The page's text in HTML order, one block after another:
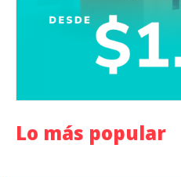
Lo más popular